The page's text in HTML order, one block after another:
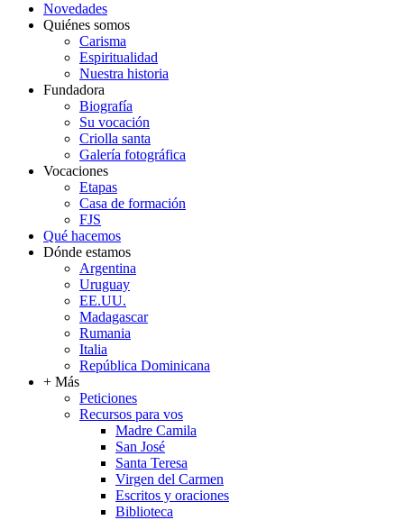
Novedades
Quiénes somos
Carisma
Espiritualidad
Nuestra historia
Fundadora
Biografía
Su vocación
Criolla santa
Galería fotográfica
Vocaciones
Etapas
Casa de formación
FJS
Qué hacemos
Dónde estamos
Argentina
Uruguay
EE.UU.
Madagascar
Rumania
Italia
República Dominicana
+ Más
Peticiones
Recursos para vos
Madre Camila
San José
Santa Teresa
Virgen del Carmen
Escritos y oraciones
Biblioteca